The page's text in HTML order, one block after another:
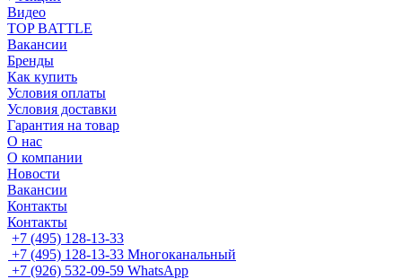
Видео
TOP BATTLE
Вакансии
Бренды
Как купить
Условия оплаты
Условия доставки
Гарантия на товар
О нас
О компании
Новости
Вакансии
Контакты
Контакты
+7 (495) 128-13-33
+7 (495) 128-13-33 Многоканальный
+7 (926) 532-09-59 WhatsApp